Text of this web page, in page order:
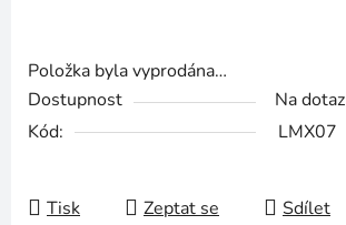
Položka byla vyprodána…
Dostupnost
Na dotaz
Kód:
LMX07
Tisk Zeptat se Sdílet